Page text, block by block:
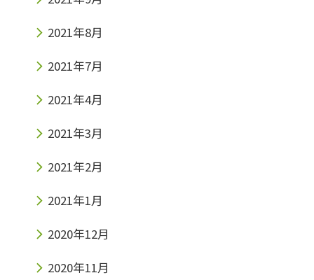
2021年8月
2021年7月
2021年4月
2021年3月
2021年2月
2021年1月
2020年12月
2020年11月